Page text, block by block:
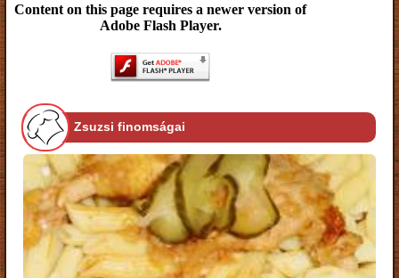
Content on this page requires a newer version of
Adobe Flash Player.
Zsuzsi finomságai